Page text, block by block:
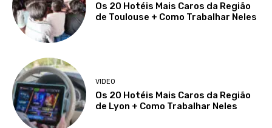
Os 20 Hotéis Mais Caros da Região
de Toulouse + Como Trabalhar Neles
VIDEO
Os 20 Hotéis Mais Caros da Região
de Lyon + Como Trabalhar Neles